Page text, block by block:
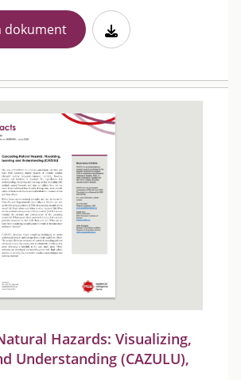
dokument
Hazards: Visualizing,
Understanding (CAZULU),